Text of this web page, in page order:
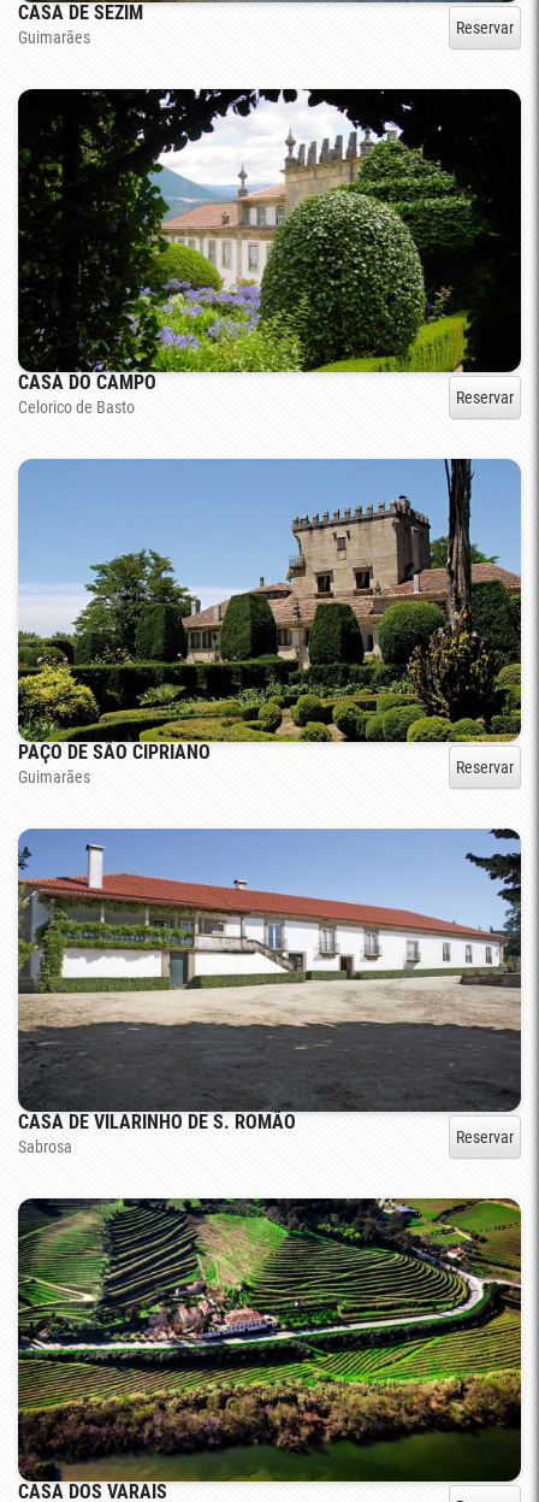
CASA DE SEZIM
Guimarães Reservar
CASA DO CAMPO
Celorico de Basto Reservar
PAÇO DE SÃO CIPRIANO
Guimarães Reservar
CASA DE VILARINHO DE S. ROMÃO
Sabrosa Reservar
CASA DOS VARAIS